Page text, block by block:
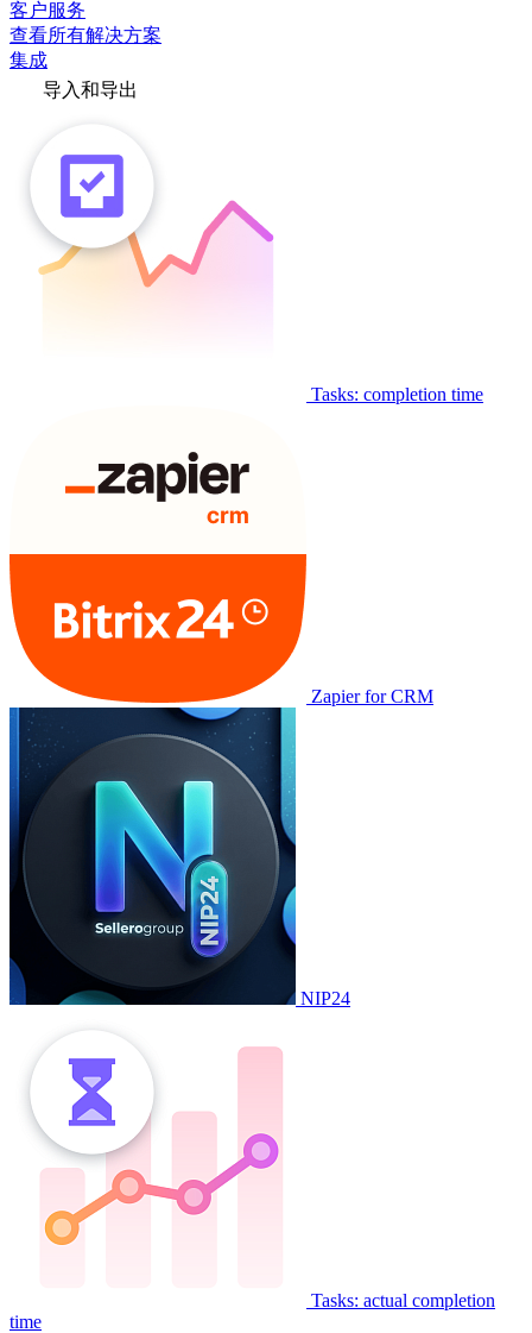
客户服务
查看所有解决方案
集成
导入和导出
Tasks: completion time
Zapier for CRM
NIP24
Tasks: actual completion
time